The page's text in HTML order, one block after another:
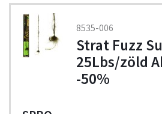
8535-006
Strat Fuzz
25Lbs/zöld
-50%